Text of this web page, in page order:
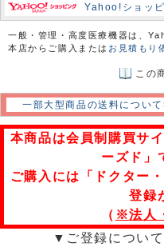
Yahoo!ショッ
一般・管理・高度医療機器は、
本店からご購入または お見積もり
この
一部大型商品の送料につい
本商品は会員制購買サ
ーズド」
ご購入には「ドクター
登録
（ ※法人
▼ご登録につい